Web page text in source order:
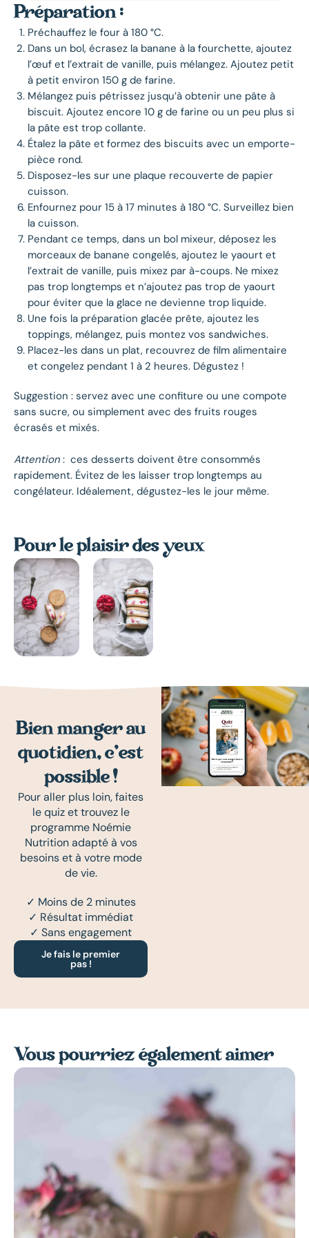
Préparation :
Préchauffez le four à 180 °C.
Dans un bol, écrasez la banane à la fourchette, ajoutez
l’œuf et l’extrait de vanille, puis mélangez. Ajoutez petit
à petit environ 150 g de farine.
Mélangez puis pétrissez jusqu’à obtenir une pâte à
biscuit. Ajoutez encore 10 g de farine ou un peu plus si
la pâte est trop collante.
Étalez la pâte et formez des biscuits avec un emporte-
pièce rond.
Disposez-les sur une plaque recouverte de papier
cuisson.
Enfournez pour 15 à 17 minutes à 180 °C. Surveillez bien
la cuisson.
Pendant ce temps, dans un bol mixeur, déposez les
morceaux de banane congelés, ajoutez le yaourt et
l’extrait de vanille, puis mixez par à-coups. Ne mixez
pas trop longtemps et n’ajoutez pas trop de yaourt
pour éviter que la glace ne devienne trop liquide.
Une fois la préparation glacée prête, ajoutez les
toppings, mélangez, puis montez vos sandwiches.
Placez-les dans un plat, recouvrez de film alimentaire
et congelez pendant 1 à 2 heures. Dégustez !
Suggestion : servez avec une confiture ou une compote
sans sucre, ou simplement avec des fruits rouges
écrasés et mixés.
Attention : ces desserts doivent être consommés
rapidement. Évitez de les laisser trop longtemps au
congélateur. Idéalement, dégustez-les le jour même.
Pour le plaisir des yeux
Bien manger au
quotidien, c’est
possible !
Pour aller plus loin, faites
le quiz et trouvez le
programme Noémie
Nutrition adapté à vos
besoins et à votre mode
de vie.
✓ Moins de 2 minutes
✓ Résultat immédiat
✓ Sans engagement
Je fais le premier
pas !
Vous pourriez également aimer